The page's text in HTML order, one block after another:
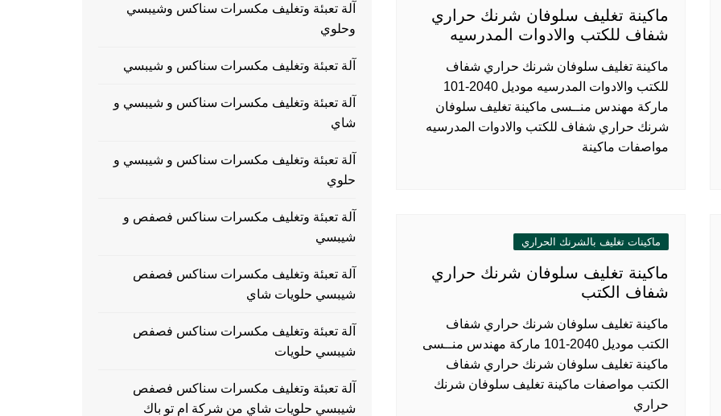
ماكينة تغليف سلوفان شرنك حراري
شفاف للكتب والادوات المدرسيه
ماكينة تغليف سلوفان شرنك حراري شفاف
للكتب والادوات المدرسيه موديل 2040-101
ماركة مهندس منــسى ماكينة تغليف سلوفان
شرنك حراري شفاف للكتب والادوات المدرسيه
مواصفات ماكينة
ماكينات تغليف بالشرنك الحراري
ماكينة تغليف سلوفان شرنك حراري
شفاف الكتب
ماكينة تغليف سلوفان شرنك حراري شفاف
الكتب موديل 2040-101 ماركة مهندس منــسى
ماكينة تغليف سلوفان شرنك حراري شفاف
الكتب مواصفات ماكينة تغليف سلوفان شرنك
حراري
آلة تعبئة وتغليف مكسرات سناكس وشيبسي
وحلوي
آلة تعبئة وتغليف مكسرات سناكس و شيبسي
آلة تعبئة وتغليف مكسرات سناكس و شيبسي و
شاي
آلة تعبئة وتغليف مكسرات سناكس و شيبسي و
حلوي
آلة تعبئة وتغليف مكسرات سناكس فصفص و
شيبسي
آلة تعبئة وتغليف مكسرات سناكس فصفص
شيبسي حلويات شاي
آلة تعبئة وتغليف مكسرات سناكس فصفص
شيبسي حلويات
آلة تعبئة وتغليف مكسرات سناكس فصفص
شيبسي حلويات شاي من شركة ام تو باك